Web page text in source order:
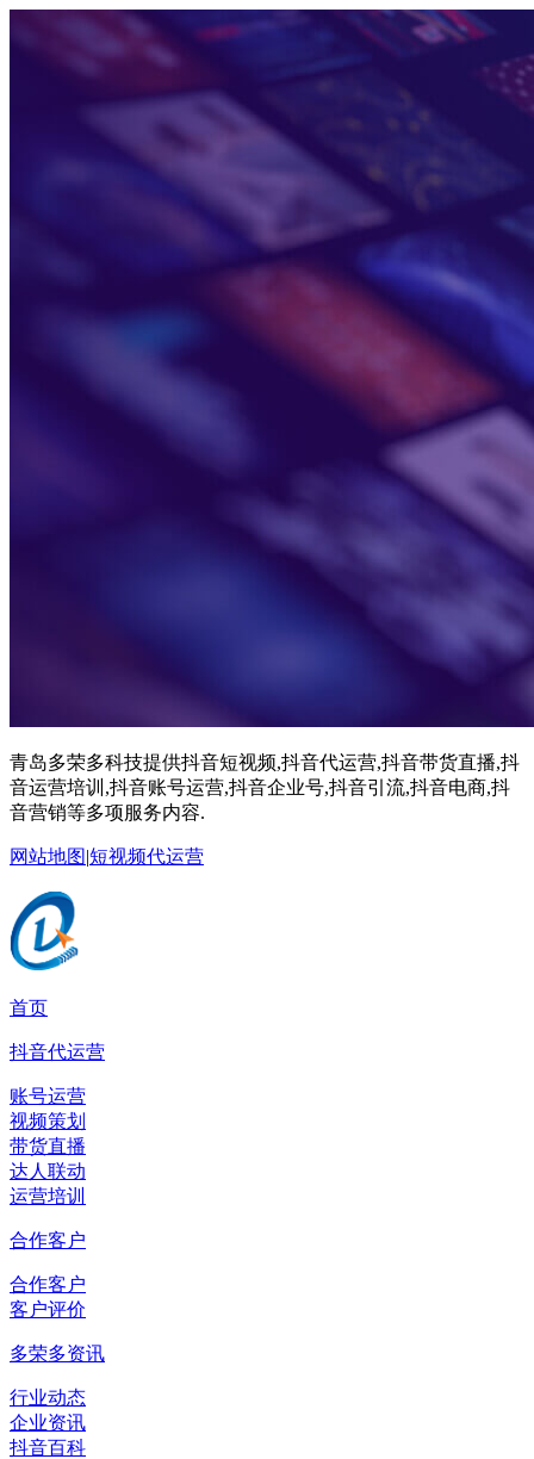
青岛多荣多科技提供抖音短视频,抖音代运营,抖音带货直播,抖
音运营培训,抖音账号运营,抖音企业号,抖音引流,抖音电商,抖
音营销等多项服务内容.
网站地图|短视频代运营
首页
抖音代运营
账号运营
视频策划
带货直播
达人联动
运营培训
合作客户
合作客户
客户评价
多荣多资讯
行业动态
企业资讯
抖音百科